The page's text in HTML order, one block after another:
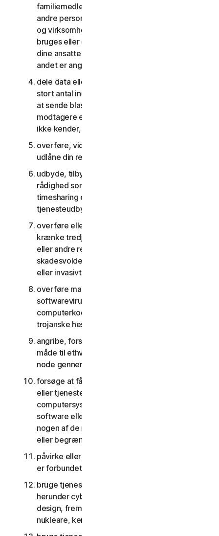
familiemedlemmer, ikke-familiemedlemmer eller
andre personer, der ikke bor sammen med dig,
og virksomhedstjenesterne må ikke tilgås,
bruges eller deles med personer, der ikke er
dine ansatte eller en del af din SV, medmindre
andet er angivet i LSA'en eller dokumentationen;
dele data eller andet indhold med et urimeligt
stort antal individer, herunder uden begrænsning
at sende blast-kommunikation til et stort antal
modtagere eller dele indhold med personer, du
ikke kender, eller som ikke kender dig
overføre, viderelicensere, leje, lease og/eller
udlåne din ret til at bruge tjenesterne
udbyde, tilbyde eller stille tjenesterne til
rådighed som del af en aftale om anlægsstyring,
timesharing eller som en del af en aftale med en
tjenesteudbyder eller et servicebureau
overføre eller opbevare materiale, der kan
krænke tredjemands immaterielle rettigheder
eller andre rettigheder, eller som er ulovligt,
skadesvoldene, ærekrænkende, injurierende
eller invasivt for andres privatliv
overføre materiale, der indeholder
softwarevirus eller anden skadelig
computerkode eller skadelige filer, for eksempel
trojanske heste, orme og tidsindstillede bomber
angribe, forstyrre, nægte tjenester på nogen
måde til ethvert andet netværk, computer eller
node gennem tjenesterne
forsøge at få uautoriseret adgang til software
eller tjenester eller andre brugeres konti eller
computersystemer eller netværk forbundet til
software eller tjenester eller forsøge at omgå
nogen af de måder, hvorpå vi beskytter imod
eller begrænser adgang til tjenesterne
påvirke eller forstyrre servere eller netværk, der
er forbundet til nogen tjenester
bruge tjenesterne til noget militært formål,
herunder cyberkrigsførelse, våbenudvikling,
design, fremstilling eller produktion af missiler,
nukleare, kemiske eller biologiske våben